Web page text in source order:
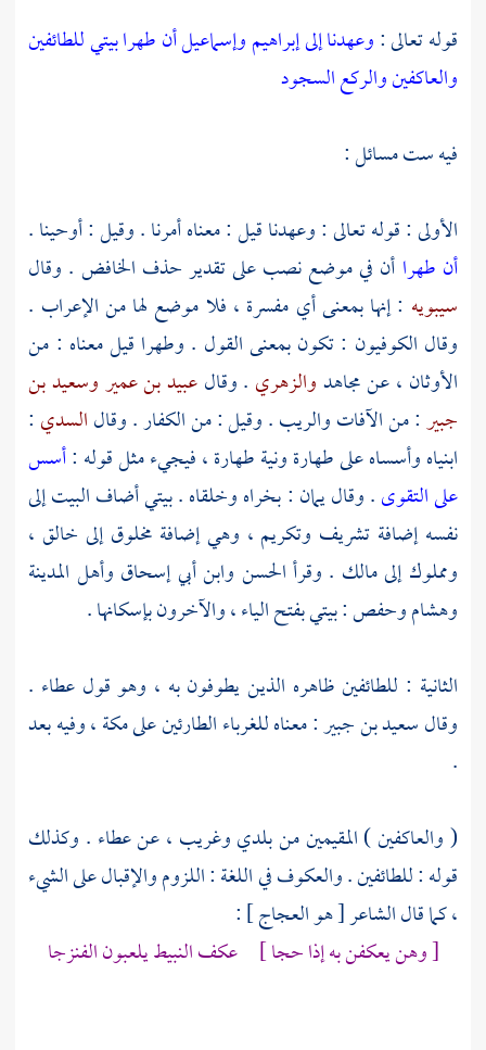
قوله تعالى :وعهدنا إلى إبراهيم وإسماعيل أن طهرا بيتي للطائفين
والعاكفين والركع السجود
فيه ست مسائل :
الأولى : قوله تعالى : وعهدنا قيل : معناه أمرنا . وقيل : أوحينا .
أن طهرا أن في موضع نصب على تقدير حذف الخافض . وقال
سيبويه : إنها بمعنى أي مفسرة ، فلا موضع لها من الإعراب .
وقال الكوفيون : تكون بمعنى القول . وطهرا قيل معناه : من
الأوثان ، عنمجاهدوالزهري . وقالعبيد بن عميروسعيد بن
جبير: من الآفات والريب . وقيل : من الكفار . وقالالسدي :
ابنياه وأسساه على طهارة ونية طهارة ، فيجيء مثل قوله :أسس
على التقوى. وقال يمان : بخراه وخلقاه . بيتي أضاف البيت إلى
نفسه إضافة تشريف وتكريم ، وهي إضافة مخلوق إلى خالق ،
ومملوك إلىمالك . وقرأالحسن وابن أبي إسحاق وأهل المدينة
وهشاموحفص: بيتي بفتح الياء ، والآخرون بإسكانها .
الثانية : للطائفين ظاهره الذين يطوفون به ، وهو قولعطاء .
وقالسعيد بن جبير: معناه للغرباء الطارئين علىمكة، وفيه بعد
.
( والعاكفين ) المقيمين من بلدي وغريب ، عنعطاء . وكذلك
قوله : للطائفين . والعكوف في اللغة : اللزوم والإقبال على الشيء
، كما قال الشاعر [ هوالعجاج] :
[ وهن يعكفن به إذا حجا ] عكف النبيط يلعبون الفنزجا